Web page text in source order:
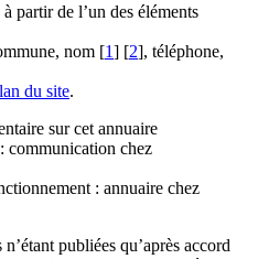
partir de l’un des éléments
nom [1] [2], téléphone,
du site.
sur cet annuaire
communication chez
: annuaire chez
publiées qu’après accord